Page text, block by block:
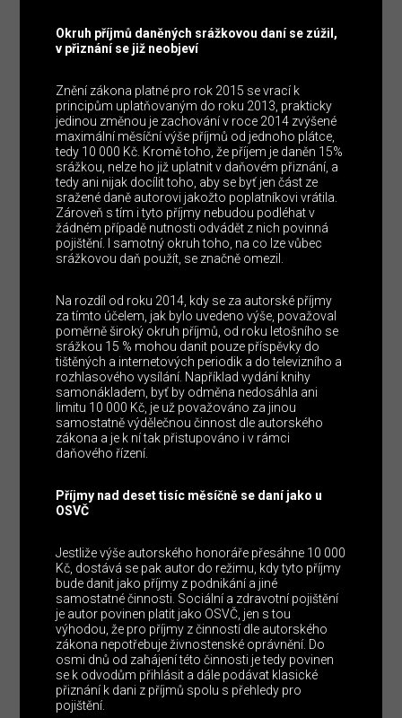
Okruh příjmů daněných srážkovou daní se zúžil,
v přiznání se již neobjeví
Znění zákona platné pro rok 2015 se vrací k
principům uplatňovaným do roku 2013, prakticky
jedinou změnou je zachování v roce 2014 zvýšené
maximální měsíční výše příjmů od jednoho plátce,
tedy 10 000 Kč. Kromě toho, že příjem je daněn 15%
srážkou, nelze ho již uplatnit v daňovém přiznání, a
tedy ani nijak docílit toho, aby se byť jen část ze
sražené daně autorovi jakožto poplatníkovi vrátila.
Zároveň s tím i tyto příjmy nebudou podléhat v
žádném případě nutnosti odvádět z nich povinná
pojištění. I samotný okruh toho, na co lze vůbec
srážkovou daň použít, se značně omezil.
Na rozdíl od roku 2014, kdy se za autorské příjmy
za tímto účelem, jak bylo uvedeno výše, považoval
poměrně široký okruh příjmů, od roku letošního se
srážkou 15 % mohou danit pouze příspěvky do
tištěných a internetových periodik a do televizního a
rozhlasového vysílání. Například vydání knihy
samonákladem, byť by odměna nedosáhla ani
limitu 10 000 Kč, je už považováno za jinou
samostatně výdělečnou činnost dle autorského
zákona a je k ní tak přistupováno i v rámci
daňového řízení.
Příjmy nad deset tisíc měsíčně se daní jako u
OSVČ
Jestliže výše autorského honoráře přesáhne 10 000
Kč, dostává se pak autor do režimu, kdy tyto příjmy
bude danit jako příjmy z podnikání a jiné
samostatné činnosti. Sociální a zdravotní pojištění
je autor povinen platit jako OSVČ, jen s tou
výhodou, že pro příjmy z činností dle autorského
zákona nepotřebuje živnostenské oprávnění. Do
osmi dnů od zahájení této činnosti je tedy povinen
se k odvodům přihlásit a dále podávat klasické
přiznání k dani z příjmů spolu s přehledy pro
pojištění.